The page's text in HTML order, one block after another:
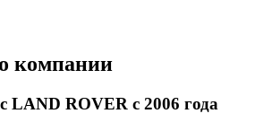
компании
LAND ROVER с 2006 года